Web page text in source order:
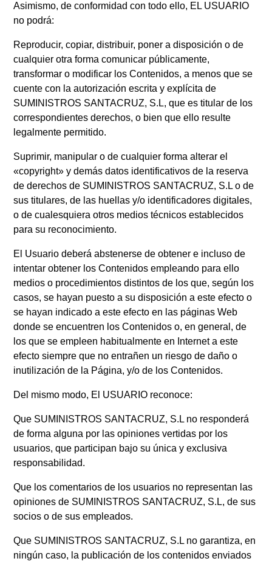
Asimismo, de conformidad con todo ello, EL USUARIO
no podrá:
Reproducir, copiar, distribuir, poner a disposición o de
cualquier otra forma comunicar públicamente,
transformar o modificar los Contenidos, a menos que se
cuente con la autorización escrita y explícita de
SUMINISTROS SANTACRUZ, S.L, que es titular de los
correspondientes derechos, o bien que ello resulte
legalmente permitido.
Suprimir, manipular o de cualquier forma alterar el
«copyright» y demás datos identificativos de la reserva
de derechos de SUMINISTROS SANTACRUZ, S.L o de
sus titulares, de las huellas y/o identificadores digitales,
o de cualesquiera otros medios técnicos establecidos
para su reconocimiento.
El Usuario deberá abstenerse de obtener e incluso de
intentar obtener los Contenidos empleando para ello
medios o procedimientos distintos de los que, según los
casos, se hayan puesto a su disposición a este efecto o
se hayan indicado a este efecto en las páginas Web
donde se encuentren los Contenidos o, en general, de
los que se empleen habitualmente en Internet a este
efecto siempre que no entrañen un riesgo de daño o
inutilización de la Página, y/o de los Contenidos.
Del mismo modo, El USUARIO reconoce:
Que SUMINISTROS SANTACRUZ, S.L no responderá
de forma alguna por las opiniones vertidas por los
usuarios, que participan bajo su única y exclusiva
responsabilidad.
Que los comentarios de los usuarios no representan las
opiniones de SUMINISTROS SANTACRUZ, S.L, de sus
socios o de sus empleados.
Que SUMINISTROS SANTACRUZ, S.L no garantiza, en
ningún caso, la publicación de los contenidos enviados